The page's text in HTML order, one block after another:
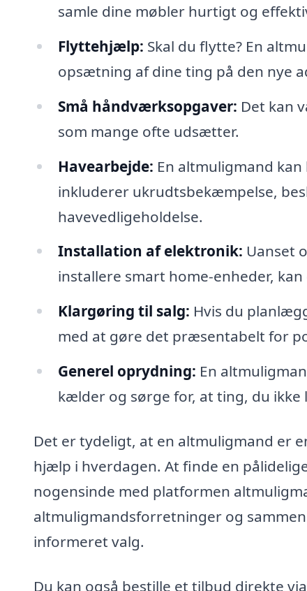
samle dine møbler hurtigt og
Flyttehjælp: Skal du flytte? En
opsætning af dine ting på den nye
Små håndværksopgaver: Det kan
som mange ofte udsætter.
Havearbejde: En altmuligmand
inkluderer ukrudtsbekæmpelse,
havevedligeholdelse.
Installation af elektronik: Uanset
installere smart home-enheder,
Klargøring til salg: Hvis du
med at gøre det præsentabelt for
Generel oprydning: En
kælder og sørge for, at ting, du
Det er tydeligt, at en altmuligmand er
hjælp i hverdagen. At finde en
nogensinde med platformen
altmuligmandsforretninger og
informeret valg.
Du kan også bestille et tilbud direkte